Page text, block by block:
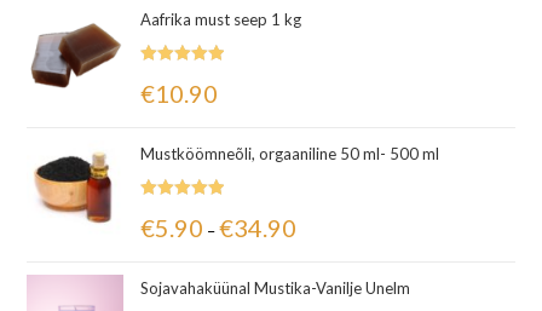
Aafrika must seep 1 kg
5.00/ 5
€10.90
Mustköömneõli, orgaaniline 50 ml- 500 ml
5.00 / 5
€5.90 – €34.90
Sojavahaküünal Mustika-Vanilje Unelm